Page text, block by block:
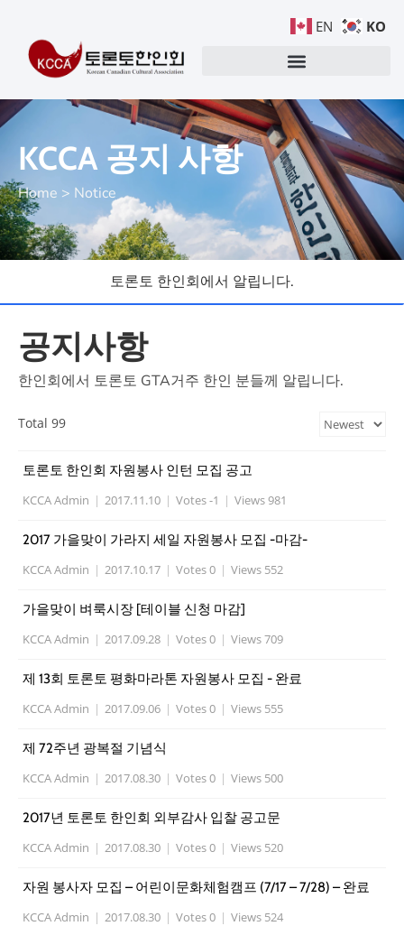
KCCA 공지 사항
Home > Notice
토론토 한인회에서 알립니다.
공지사항
한인회에서 토론토 GTA거주 한인 분들께 알립니다.
Total 99
토론토 한인회 자원봉사 인턴 모집 공고
KCCA Admin | 2017.11.10 | Votes -1 | Views 981
2017 가을맞이 가라지 세일 자원봉사 모집 -마감-
KCCA Admin | 2017.10.17 | Votes 0 | Views 552
가을맞이 벼룩시장 [테이블 신청 마감]
KCCA Admin | 2017.09.28 | Votes 0 | Views 709
제 13회 토론토 평화마라톤 자원봉사 모집 - 완료
KCCA Admin | 2017.09.06 | Votes 0 | Views 555
제 72주년 광복절 기념식
KCCA Admin | 2017.08.30 | Votes 0 | Views 500
2017년 토론토 한인회 외부감사 입찰 공고문
KCCA Admin | 2017.08.30 | Votes 0 | Views 520
자원 봉사자 모집 – 어린이문화체험캠프 (7/17 – 7/28) – 완료
KCCA Admin | 2017.08.30 | Votes 0 | Views 524
EN KO